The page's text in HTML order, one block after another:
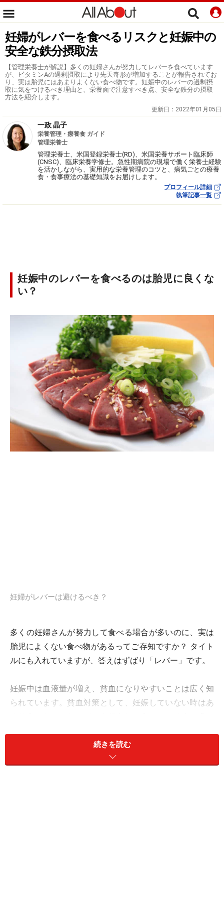
妊婦がレバーを食べるリスクと妊娠中の
安全な鉄分摂取法
【管理栄養士が解説】多くの妊婦さんが努力してレバーを食べています
が、ビタミンAの過剰摂取により先天奇形が増加することが報告されてお
り、実は胎児にはあまりよくない食べ物です。妊娠中のレバーの過剰摂
取に気をつけるべき理由と、栄養面で注意すべき点、安全な鉄分の摂取
方法を紹介します。
更新日： 2022年01月05日
一政 晶子
栄養管理・療養食 ガイド
管理栄養士
管理栄養士、米国登録栄養士(RD)、米国栄養サポート臨床師
(CNSC)、臨床栄養学修士。急性期病院の現場で働く栄養士経験
を活かしながら、実用的な栄養管理のコツと、病気ごとの療養
食・食事療法の基礎知識をお届けします。
プロフィール詳細
執筆記事一覧
妊娠中のレバーを食べるのは胎児に良くな
い？
妊婦がレバーは避けるべき？
多くの妊婦さんが努力して食べる場合が多いのに、実は
胎児によくない食べ物があるってご存知ですか？ タイト
ルにも入れていますが、答えはずばり「レバー」です。
妊娠中は血液量が増え、貧血になりやすいことは広く知
られています。貧血対策として、妊娠していない時はあ
ウェブサイトやブログを見ていたときに、貧血対策にレ
バーを勧めているサイトや、努力してレバーを食べてい
続きを読む